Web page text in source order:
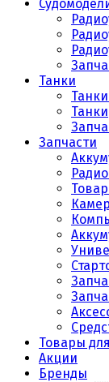
Танки
Танки
Запчасти
Товары
Акции
Бренды